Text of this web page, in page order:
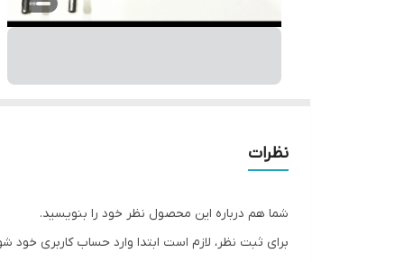
نظرات
شما هم درباره این محصول نظر خود را بنویسید.
برای ثبت نظر، لازم است ابتدا وارد حساب کاربری خود